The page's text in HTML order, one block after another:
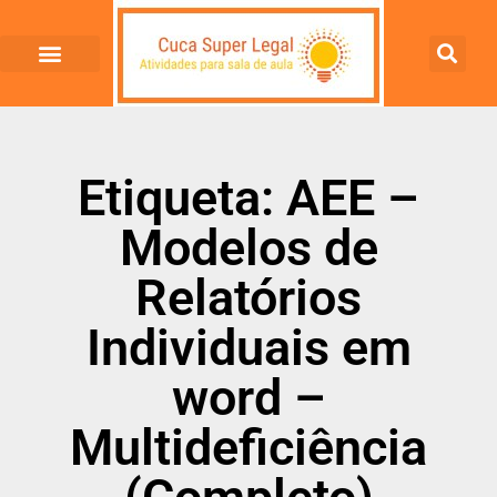
Etiqueta: AEE –
Modelos de
Relatórios
Individuais em
word –
Multideficiência